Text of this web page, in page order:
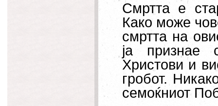
Смртта е
Како може
смртта на
ја признае
Христови и
гробот.
семоќниот